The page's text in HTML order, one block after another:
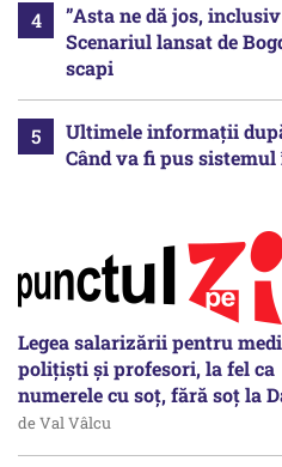
”Asta ne dă jos,
Scenariul lansat de
scapi
Ultimele informații
Când va fi pus
Legea salarizării pentru
polițiști și profesori, la fel ca
numerele cu soț, fără soț la
de Val Vâlcu